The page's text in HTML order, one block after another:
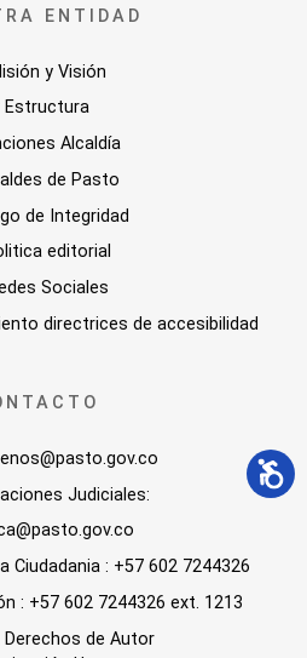
ENTIDAD
y Visión
Estructura
Alcaldía
de Pasto
de Integridad
editorial
Sociales
directrices de accesibilidad
Judiciales:
Ciudadania : +57 602 7244326
: +57 602 7244326 ext. 1213
Derechos de Autor